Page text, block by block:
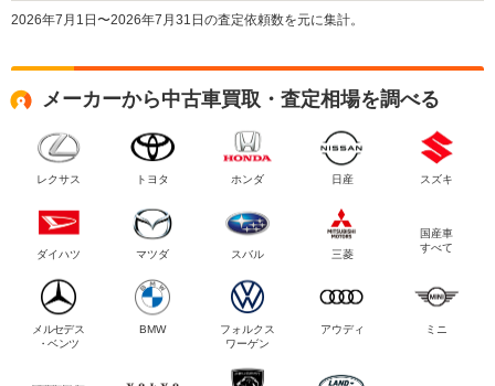
2026年7月1日〜2026年7月31日の査定依頼数を元に集計。
メーカーから中古車買取・査定相場を調べる
レクサス トヨタ ホンダ 日産 スズキ
ダイハツ マツダ スバル 三菱
国産車
すべて
メルセデス
・ベンツ
BMW
フォルクス
ワーゲン
アウディ ミニ